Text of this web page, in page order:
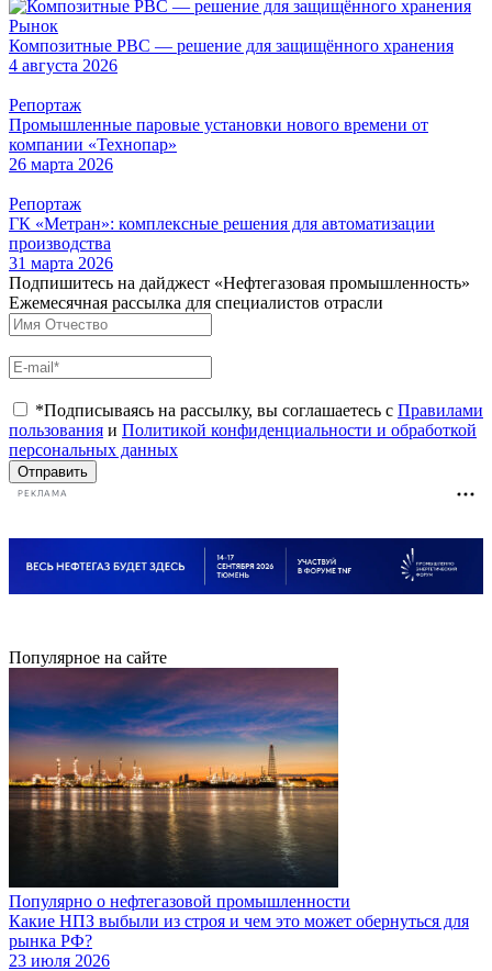
Рынок
Композитные РВС — решение для защищённого хранения
4 августа 2026
Репортаж
Промышленные паровые установки нового времени от
компании «Технопар»
26 марта 2026
Репортаж
ГК «Метран»: комплексные решения для автоматизации
производства
31 марта 2026
Подпишитесь на дайджест «Нефтегазовая промышленность»
Ежемесячная рассылка для специалистов отрасли
*Подписываясь на рассылку, вы соглашаетесь с Правилами
пользования и Политикой конфиденциальности и обработкой
персональных данных
Отправить
РЕКЛАМА
Популярное на сайте
Популярно о нефтегазовой промышленности
Какие НПЗ выбыли из строя и чем это может обернуться для
рынка РФ?
23 июля 2026